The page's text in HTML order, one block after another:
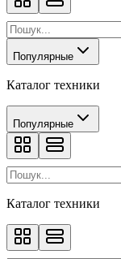
Популярные
Каталог техники
Популярные
Каталог техники